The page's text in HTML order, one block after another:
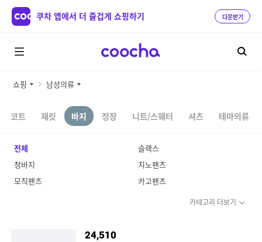
쿠차 앱에서 더 즐겁게 쇼핑하기 다운받기
쇼핑 남성의류
코트 재킷 바지 정장 니트/스웨터 셔츠 테마의류
전체
슬랙스
청바지
치노팬츠
모직팬츠
카고팬츠
카테고리 더보기
24,510